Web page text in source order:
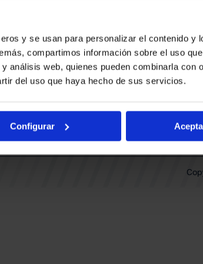
y se usan para personalizar el contenido y
compartimos información sobre el uso
análisis web, quienes pueden combinarla con
del uso que haya hecho de sus servicios.
Configurar
Fernando Buesa Arena Zurbanoko
Errepidea Z/G
01013 Gasteiz